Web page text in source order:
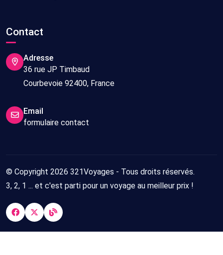
Contact
Adresse
36 rue JP Timbaud
Courbevoie 92400, France
Email
formulaire contact
© Copyright 2026 321Voyages - Tous droits réservés.
3, 2, 1 ... et c'est parti pour un voyage au meilleur prix !